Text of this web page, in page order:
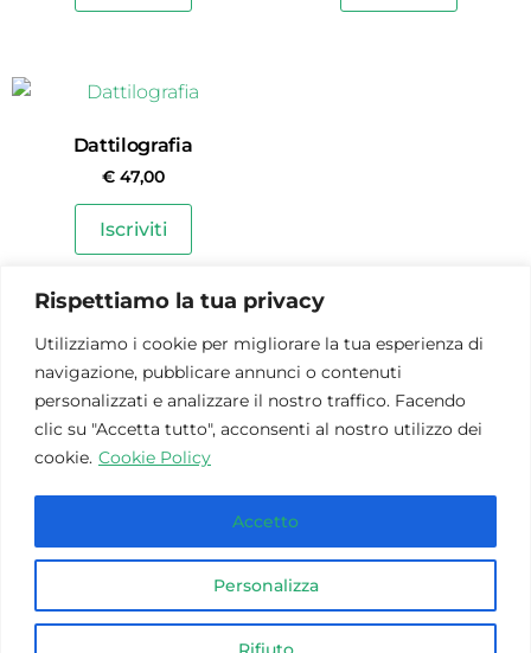
Rispettiamo la tua privacy
Utilizziamo i cookie per migliorare la tua esperienza di
navigazione, pubblicare annunci o contenuti
personalizzati e analizzare il nostro traffico. Facendo
clic su "Accetta tutto", acconsenti al nostro utilizzo dei
cookie. Cookie Policy
Personalizza
Accetto
Dattilografia
€47,00
Iscriviti
CERTIFICAZIONI INFORMATICHE – SOLO ESAMI
Esame ICDL
€25,00
Iscriviti